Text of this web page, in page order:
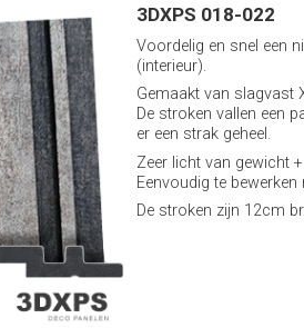
3DXPS 018-022
Voordelig en snel een
(interieur).
Gemaakt van slagvast
De stroken vallen een
er een strak geheel.
Zeer licht van gewicht
Eenvoudig te
De stroken zijn 12cm